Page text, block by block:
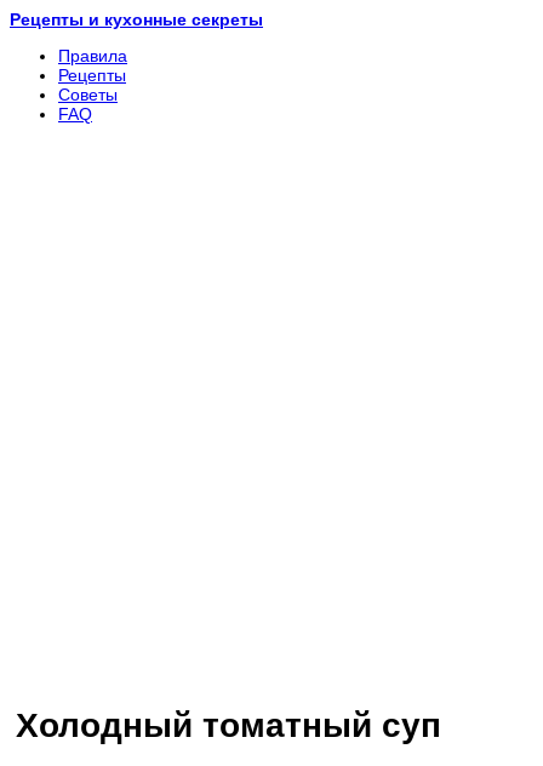
Рецепты и кухонные секреты
Правила
Рецепты
Советы
FAQ
Холодный томатный суп